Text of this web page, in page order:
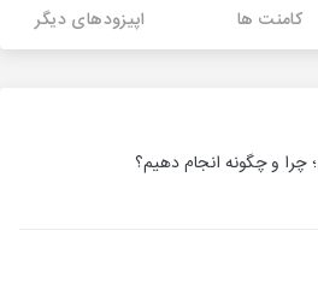
کامنت ها اپیزودهای دیگر
چرا و چگونه انجام دهیم؟